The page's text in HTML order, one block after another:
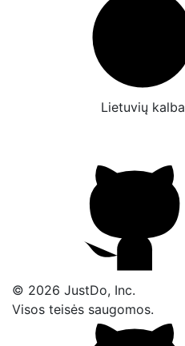
Lietuvių kalba
© 2026 JustDo, Inc.
Visos teisės saugomos.